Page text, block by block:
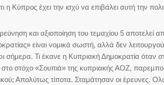
η Κύπρος έχει την ισχύ να επιβάλει αυτή την
και αξιοποίηση του τεμαχίου 5 αποτελεί
είναι νομικά σωστή, αλλά δεν
σήμερα. Τι έκανε η Κυπριακή Δημοκρατία όταν
στόχο «Σουπιά» της κυπριακής ΑΟΖ,
Απολύτως τίποτα. Σταμάτησαν οι έρευνες.